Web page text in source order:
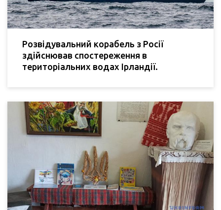
Розвідувальний корабель з Росії
здійснював спостереження в
територіальних водах Ірландії.